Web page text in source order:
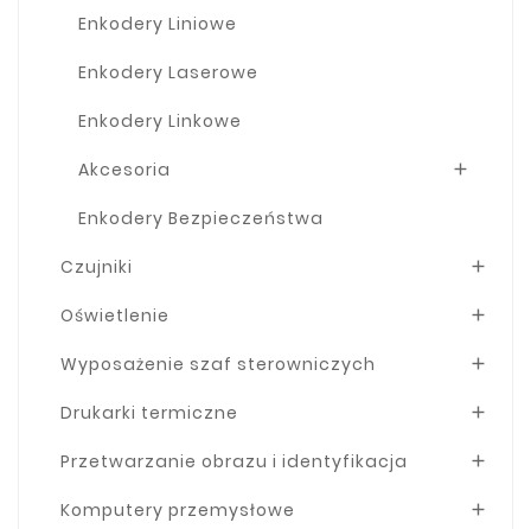
Enkodery Liniowe
Enkodery Laserowe
Enkodery Linkowe
Akcesoria 
Enkodery Bezpieczeństwa
Czujniki 
Oświetlenie 
Wyposażenie szaf sterowniczych 
Drukarki termiczne 
Przetwarzanie obrazu i identyfikacja 
Komputery przemysłowe 